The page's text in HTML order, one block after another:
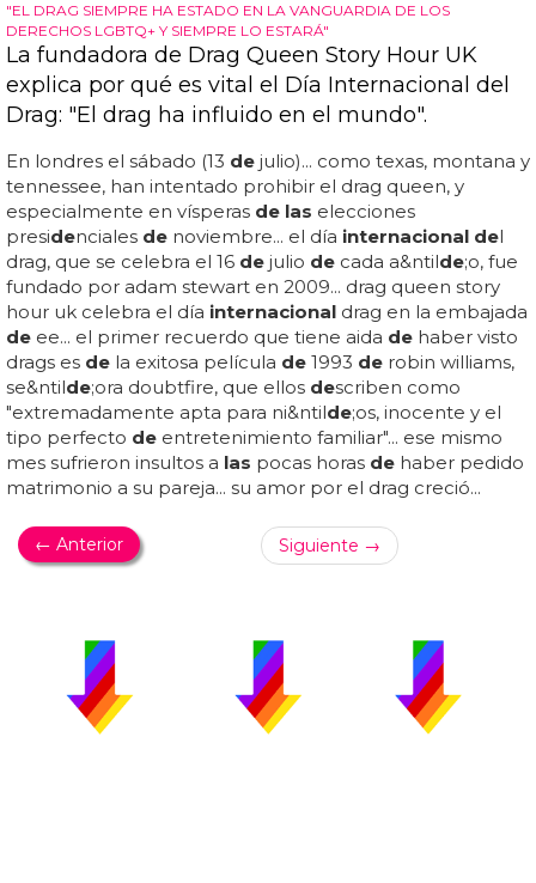
"EL DRAG SIEMPRE HA ESTADO EN LA VANGUARDIA DE LOS
DERECHOS LGBTQ+ Y SIEMPRE LO ESTARÁ"
La fundadora de Drag Queen Story Hour UK
explica por qué es vital el Día Internacional del
Drag: "El drag ha influido en el mundo".
En londres el sábado (13 de julio)... como texas, montana y
tennessee, han intentado prohibir el drag queen, y
especialmente en vísperas de las elecciones
presidenciales de noviembre... el día internacional del
drag, que se celebra el 16 de julio de cada a&ntilde;o, fue
fundado por adam stewart en 2009... drag queen story
hour uk celebra el día internacional drag en la embajada
de ee... el primer recuerdo que tiene aida de haber visto
drags es de la exitosa película de 1993 de robin williams,
se&ntilde;ora doubtfire, que ellos describen como
"extremadamente apta para ni&ntilde;os, inocente y el
tipo perfecto de entretenimiento familiar"... ese mismo
mes sufrieron insultos a las pocas horas de haber pedido
matrimonio a su pareja... su amor por el drag creció...
← Anterior Siguiente →